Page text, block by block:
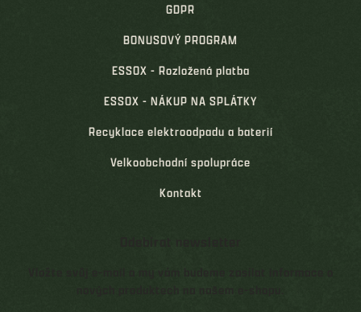
GDPR
BONUSOVÝ PROGRAM
ESSOX - Rozložená platba
ESSOX - NÁKUP NA SPLÁTKY
Recyklace elektroodpadu a baterií
Velkoobchodní spolupráce
Kontakt